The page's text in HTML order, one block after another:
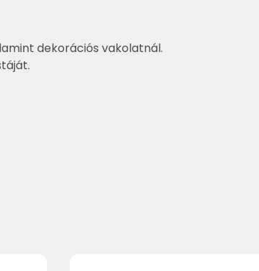
dekorációs vakolatnál.